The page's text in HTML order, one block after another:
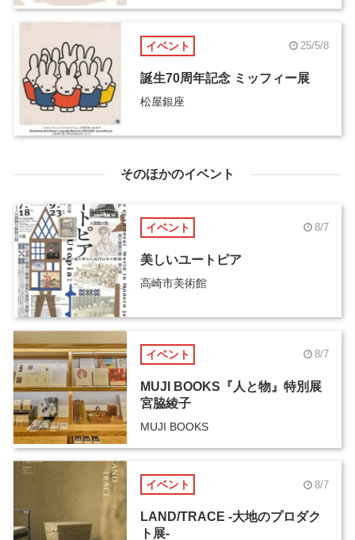
イベント 25/5/8
誕生70周年記念 ミッフィー展
松屋銀座
そのほかのイベント
イベント 8/7
美しいユートピア
高崎市美術館
イベント 8/7
MUJI BOOKS『人と物』特別展
宮脇綾子
MUJI BOOKS
イベント 8/7
LAND/TRACE -大地のプロダク
ト展-